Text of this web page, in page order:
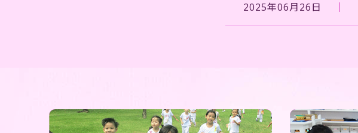
2025年06月26日